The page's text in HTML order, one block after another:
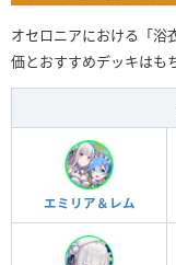
オセロニアにおける「浴
価とおすすめデッキはも
エミリア＆レム